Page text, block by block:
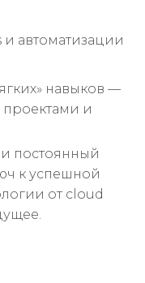
и автоматизации
навыков —
и
постоянный
к успешной
от cloud